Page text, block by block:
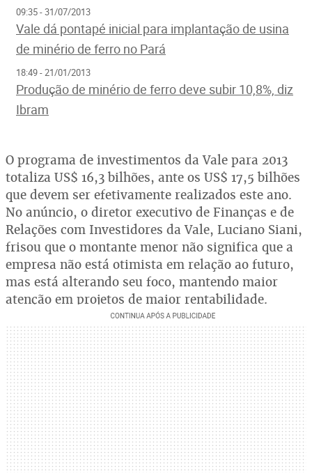
09:35 - 31/07/2013
Vale dá pontapé inicial para implantação de usina
de minério de ferro no Pará
18:49 - 21/01/2013
Produção de minério de ferro deve subir 10,8%, diz
Ibram
O programa de investimentos da Vale para 2013
totaliza US$ 16,3 bilhões, ante os US$ 17,5 bilhões
que devem ser efetivamente realizados este ano.
No anúncio, o diretor executivo de Finanças e de
Relações com Investidores da Vale, Luciano Siani,
frisou que o montante menor não significa que a
empresa não está otimista em relação ao futuro,
mas está alterando seu foco, mantendo maior
atenção em projetos de maior rentabilidade.